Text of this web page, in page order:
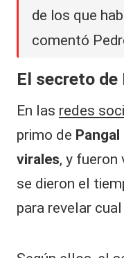
de los que
comentó
El secreto
En las redes
primo de
virales, y fueron
se dieron el
para revelar